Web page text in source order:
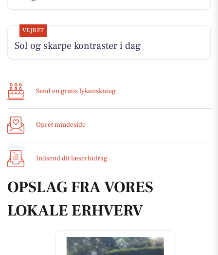
VEJRET
Sol og skarpe kontraster i dag
Send en gratis lykønskning
Opret mindeside
Indsend dit læserbidrag
OPSLAG FRA VORES
LOKALE ERHVERV